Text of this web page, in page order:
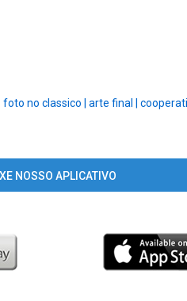
foto no classico | arte final |
NOSSO APLICATIVO